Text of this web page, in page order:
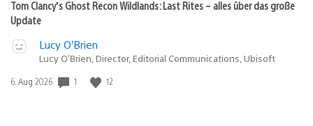
Tom Clancy’s Ghost Recon Wildlands: Last Rites – alles über das große
Update
Lucy O’Brien
Lucy O’Brien, Director, Editorial Communications, Ubisoft
Veröffentlichungsdatum:
6. Aug 2026 1 12